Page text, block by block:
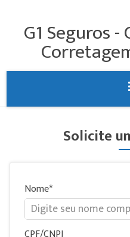
G1 Seguros
Solicite
Nome